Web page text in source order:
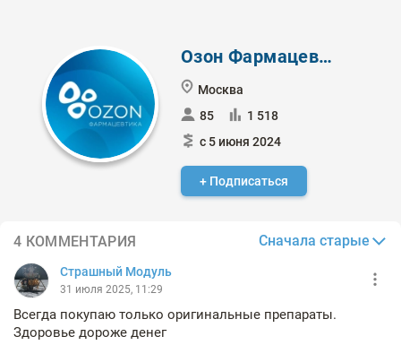
Озон Фармацевтика
Москва
85
1 518
с 5 июня 2024
+ Подписаться
4 КОММЕНТАРИЯ Сначала старые
Страшный Модуль
31 июля 2025, 11:29
Всегда покупаю только оригинальные препараты.
Здоровье дороже денег